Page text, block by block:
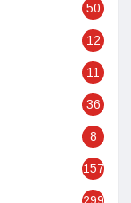
50
12
11
36
8
157
299